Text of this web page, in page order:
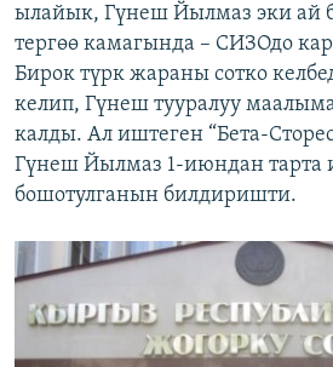
ылайык, Гүнеш Йылмаз эки ай
тергөө камагында – СИЗОдо
Бирок түрк жараны сотко
келип, Гүнеш тууралуу
калды. Ал иштеген “Бета-
Гүнеш Йылмаз 1-июндан тарта
бошотулганын билдиришти.